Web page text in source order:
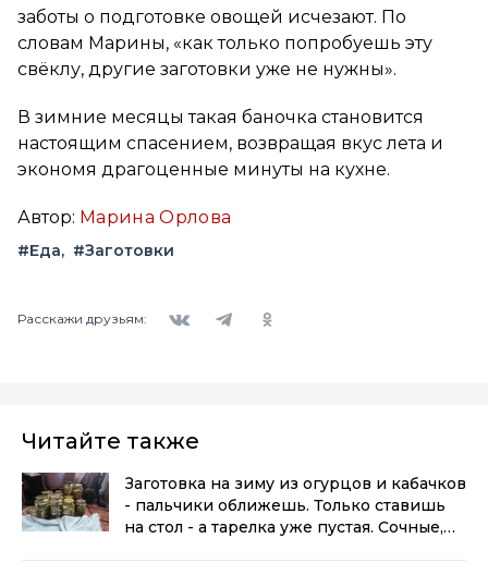
заботы о подготовке овощей исчезают. По
словам Марины, «как только попробуешь эту
свёклу, другие заготовки уже не нужны».
В зимние месяцы такая баночка становится
настоящим спасением, возвращая вкус лета и
экономя драгоценные минуты на кухне.
Автор: Марина Орлова
#Еда #Заготовки
Расскажи друзьям:
Читайте также
Заготовка на зиму из огурцов и кабачков
- пальчики оближешь. Только ставишь
на стол - а тарелка уже пустая. Сочные,